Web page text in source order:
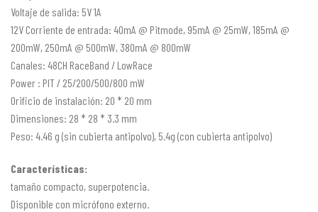
Voltaje de salida: 5V 1A
12V Corriente de entrada: 40mA @ Pitmode, 95mA @ 25mW, 185mA @
200mW, 250mA @ 500mW, 380mA @ 800mW
Canales: 48CH RaceBand / LowRace
Power : PIT / 25/200/500/800 mW
Orificio de instalación: 20 * 20 mm
Dimensiones: 28 * 28 * 3.3 mm
Peso: 4.46 g (sin cubierta antipolvo), 5.4g (con cubierta antipolvo)
Características:
tamaño compacto, superpotencia.
Disponible con micrófono externo.